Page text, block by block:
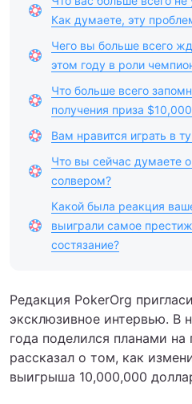
Как думаете, эту
Чего вы больше всего
этом году в роли
Что больше всего
получения приза
Вам нравится играть в
Что вы сейчас думаете о
солвером?
Какой была реакция
выиграли самое
состязание?
Редакция PokerOrg
эксклюзивное интервью. В
года поделился планами
рассказал о том, как
выигрыша 10,000,000